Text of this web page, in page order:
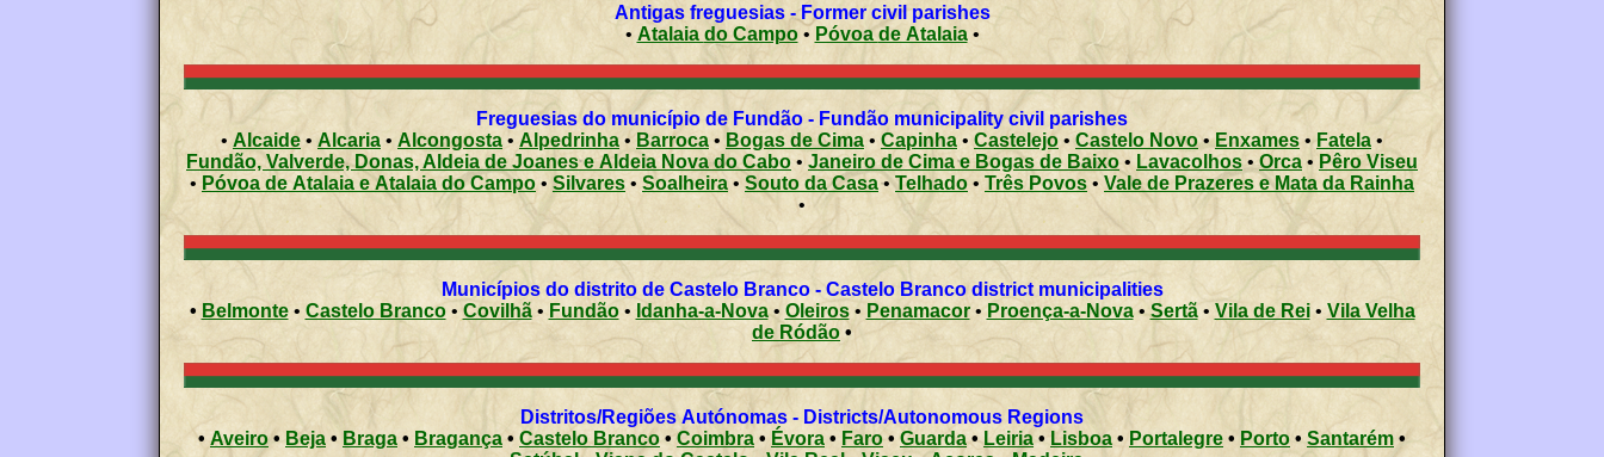
Antigas freguesias - Former civil parishes
•
Atalaia do Campo• Póvoa de Atalaia•
Freguesias do município de Fundão - Fundão municipality civil parishes
• Alcaide • Alcaria • Alcongosta • Alpedrinha • Barroca • Bogas de Cima • Capinha • Castelejo • Castelo Novo •Enxames • Fatela •
Fundão, Valverde, Donas, Aldeia de Joanes e Aldeia Nova do Cabo • Janeiro de Cima e Bogas de Baixo • Lavacolhos • Orca • Pêro Viseu
• Póvoa de Atalaia e Atalaia do Campo • Silvares • Soalheira • Souto da Casa •Telhado • Três Povos • Vale de Prazeres e Mata da Rainha
•
Municípios do distrito de Castelo Branco - Castelo Branco district municipalities
• Belmonte• Castelo Branco• Covilhã• Fundão• Idanha-a-Nova• Oleiros• Penamacor•Proença-a-Nova•Sertã• Vila de Rei• Vila Velha
de Ródão •
Distritos/Regiões Autónomas - Districts/Autonomous Regions
•Aveiro• Beja • Braga • Bragança • Castelo Branco • Coimbra • Évora • Faro • Guarda•Leiria • Lisboa • Portalegre • Porto • Santarém •